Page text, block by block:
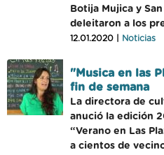
Botija Mujica y
deleitaron a los
12.01.2020 | Noticias
"Musica en las
fin de semana
La directora de
anució la edición
“Verano en Las
a cientos de